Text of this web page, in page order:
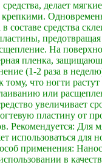
делает
составе средства
На
пленка,
(1-2 раза в
тому, что ногти
или
увеличивает
пластину от
Рекомендуется: Для
использоваться для
применения:
в